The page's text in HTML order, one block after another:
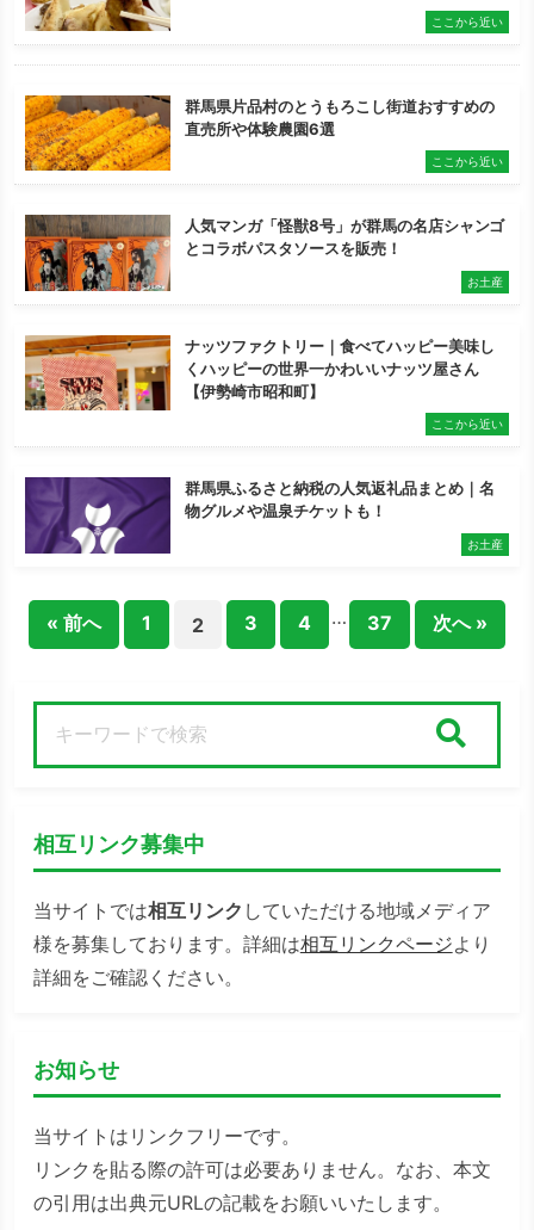
ここから近い
群馬県片品村のとうもろこし街道おすすめの
直売所や体験農園6選
ここから近い
人気マンガ「怪獣8号」が群馬の名店シャンゴ
とコラボパスタソースを販売！
お土産
ナッツファクトリー｜食べてハッピー美味し
くハッピーの世界一かわいいナッツ屋さん
【伊勢崎市昭和町】
ここから近い
群馬県ふるさと納税の人気返礼品まとめ｜名
物グルメや温泉チケットも！
お土産
« 前へ 1 2 3 4 … 37 次へ »
相互リンク募集中
当サイトでは相互リンク していただける地域メディア
様を募集しております。詳細は相互リンクページより
詳細をご確認ください。
お知らせ
当サイトはリンクフリーです。
リンクを貼る際の許可は必要ありません。なお、本文
の引用は出典元URLの記載をお願いいたします。